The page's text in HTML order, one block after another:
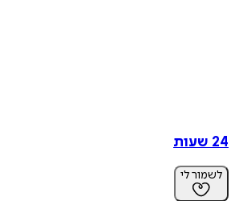
24 שעות
לשמור לי